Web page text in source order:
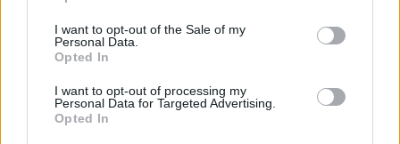
use your data for below specified purposes in below Google
consent section.
I want to opt-out of the Sale of my
Personal Data.
Opted In
I want to opt-out of processing my
Personal Data for Targeted Advertising.
Opted In
bagnino. Inoltre, se non sei il più grande fan del
pubblico, odierai questo lavoro, quindi stai alla
larga se non sei molto socievole .